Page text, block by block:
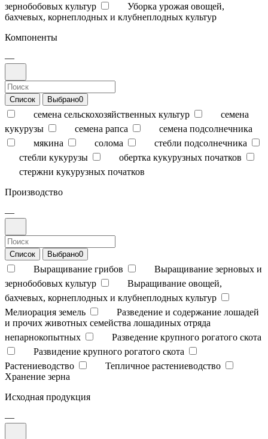
зернобобовых культур
Уборка урожая овощей,
бахчевых, корнеплодных и клубнеплодных культур
Компоненты
—
Список Выбрано0
семена сельскохозяйственных культур
семена
кукурузы
семена рапса
семена подсолнечника
мякина
солома
стебли подсолнечника
стебли кукурузы
обертка кукурузных початков
стержни кукурузных початков
Производство
—
Список Выбрано0
Выращивание грибов
Выращивание зерновых и
зернобобовых культур
Выращивание овощей,
бахчевых, корнеплодных и клубнеплодных культур
Мелиорация земель
Разведение и содержание лошадей
и прочих животных семейства лошадиных отряда
непарнокопытных
Разведение крупного рогатого скота
Развидение крупного рогатого скота
Растениеводство
Тепличное растениеводство
Хранение зерна
Исходная продукция
—